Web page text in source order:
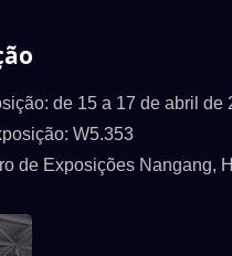
de 15 a 17 de abril de
W5.353
de Exposições Nangang,